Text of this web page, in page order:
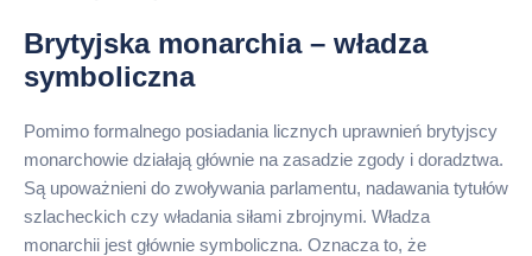
Brytyjska monarchia – władza
symboliczna
Pomimo formalnego posiadania licznych uprawnień brytyjscy
monarchowie działają głównie na zasadzie zgody i doradztwa.
Są upoważnieni do zwoływania parlamentu, nadawania tytułów
szlacheckich czy władania siłami zbrojnymi. Władza
monarchii jest głównie symboliczna. Oznacza to, że ​​